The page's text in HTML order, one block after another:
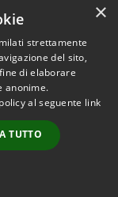
×
strettamente
del sito,
di elaborare
anonime.
al seguente link
TUTTO